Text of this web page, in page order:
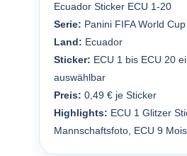
Ecuador Sticker ECU 1-20
Serie: Panini FIFA World
Land: Ecuador
Sticker: ECU 1 bis ECU 20
auswählbar
Preis: 0,49 € je Sticker
Highlights: ECU 1 Glitzer
Mannschaftsfoto, ECU 9